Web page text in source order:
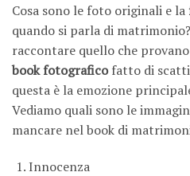
Cosa sono le foto originali e la
quando si parla di
raccontare quello che
book fotograficofatto di scatti
questa è la emozione
Vediamo quali sono le
mancare nel book di
Innocenza